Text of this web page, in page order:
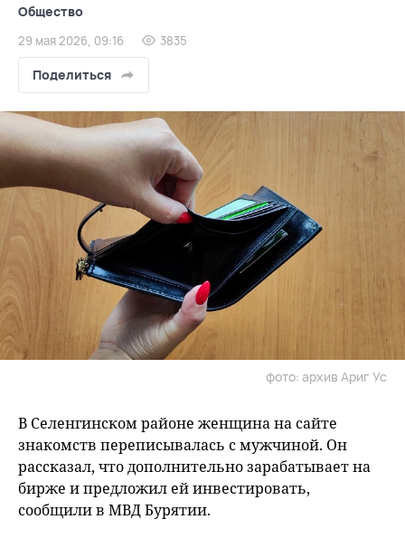
Общество
29 мая 2026, 09:16 3835
Поделиться
фото: архив Ариг Ус
В Селенгинском районе женщина на сайте
знакомств переписывалась с мужчиной. Он
рассказал, что дополнительно зарабатывает на
бирже и предложил ей инвестировать,
сообщили в МВД Бурятии.